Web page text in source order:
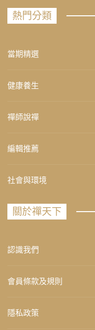
熱門分類
當期精選
健康養生
禪師說禪
編輯推薦
社會與環境
關於禪天下
認識我們
會員條款及規則
隱私政策